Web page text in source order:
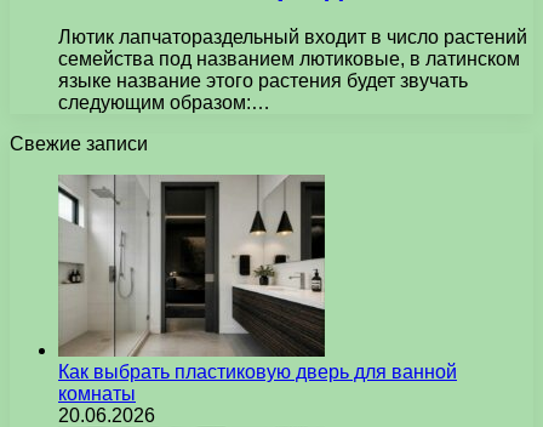
Лютик лапчатораздельный входит в число растений
семейства под названием лютиковые, в латинском
языке название этого растения будет звучать
следующим образом:…
Свежие записи
Как выбрать пластиковую дверь для ванной
комнаты
20.06.2026